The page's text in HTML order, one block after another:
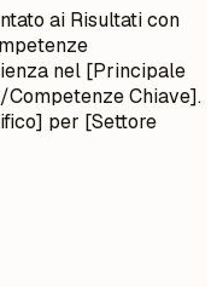
ai Risultati con
nel [Principale
Competenze Chiave].
per [Settore